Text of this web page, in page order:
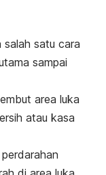
salah satu cara
sampai
area luka
atau kasa